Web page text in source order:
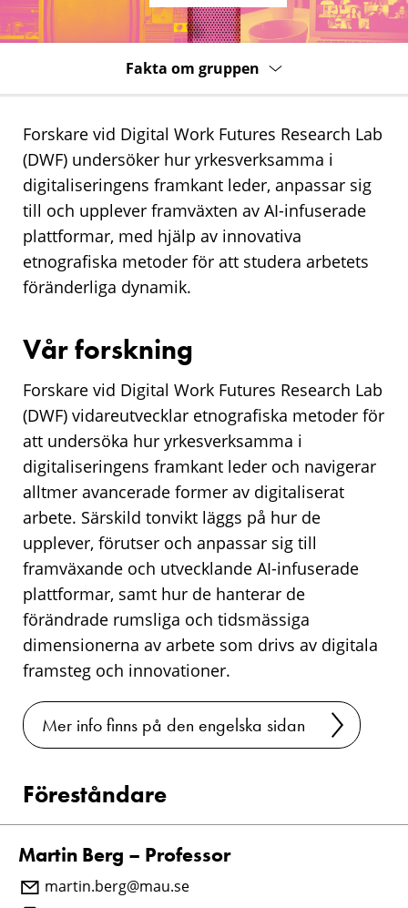
Fakta om gruppen
Forskare vid Digital Work Futures Research Lab
(DWF) undersöker hur yrkesverksamma i
digitaliseringens framkant leder, anpassar sig
till och upplever framväxten av AI-infuserade
plattformar, med hjälp av innovativa
etnografiska metoder för att studera arbetets
föränderliga dynamik.
Vår forskning
Forskare vid Digital Work Futures Research Lab
(DWF) vidareutvecklar etnografiska metoder för
att undersöka hur yrkesverksamma i
digitaliseringens framkant leder och navigerar
alltmer avancerade former av digitaliserat
arbete. Särskild tonvikt läggs på hur de
upplever, förutser och anpassar sig till
framväxande och utvecklande AI-infuserade
plattformar, samt hur de hanterar de
förändrade rumsliga och tidsmässiga
dimensionerna av arbete som drivs av digitala
framsteg och innovationer.
Mer info finns på den engelska sidan
Föreståndare
Martin Berg – Professor
martin.berg@mau.se